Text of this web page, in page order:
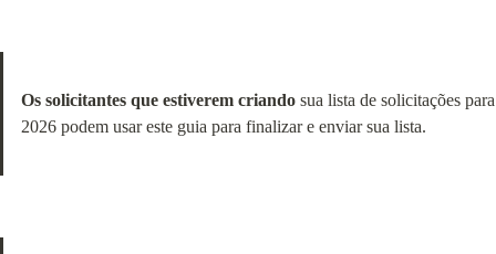
Os solicitantes que estiverem criando sua lista de solicitações para
2026 podem usar este guia para finalizar e enviar sua lista.